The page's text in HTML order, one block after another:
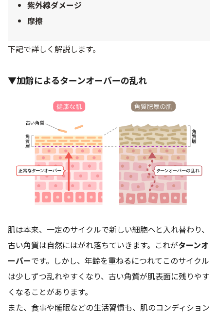
紫外線ダメージ
摩擦
下記で詳しく解説します。
▼加齢によるターンオーバーの乱れ
肌は本来、一定のサイクルで新しい細胞へと入れ替わり、
古い角質は自然にはがれ落ちていきます。これがターンオ
ーバーです。しかし、年齢を重ねるにつれてこのサイクル
は少しずつ乱れやすくなり、古い角質が肌表面に残りやす
くなることがあります。
また、食事や睡眠などの生活習慣も、肌のコンディション